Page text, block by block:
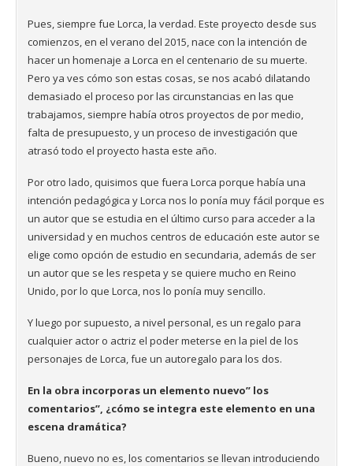
Pues, siempre fue Lorca, la verdad. Este proyecto desde sus
comienzos, en el verano del 2015, nace con la intención de
hacer un homenaje a Lorca en el centenario de su muerte.
Pero ya ves cómo son estas cosas, se nos acabó dilatando
demasiado el proceso por las circunstancias en las que
trabajamos, siempre había otros proyectos de por medio,
falta de presupuesto, y un proceso de investigación que
atrasó todo el proyecto hasta este año.
Por otro lado, quisimos que fuera Lorca porque había una
intención pedagógica y Lorca nos lo ponía muy fácil porque es
un autor que se estudia en el último curso para acceder a la
universidad y en muchos centros de educación este autor se
elige como opción de estudio en secundaria, además de ser
un autor que se les respeta y se quiere mucho en Reino
Unido, por lo que Lorca, nos lo ponía muy sencillo.
Y luego por supuesto, a nivel personal, es un regalo para
cualquier actor o actriz el poder meterse en la piel de los
personajes de Lorca, fue un autoregalo para los dos.
En la obra incorporas un elemento nuevo” los
comentarios”, ¿cómo se integra este elemento en una
escena dramática?
Bueno, nuevo no es, los comentarios se llevan introduciendo